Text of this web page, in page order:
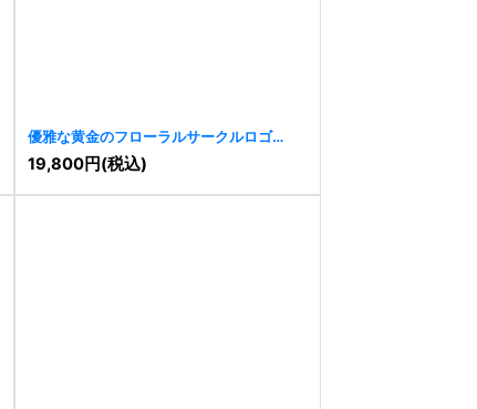
優雅な黄金のフローラルサークルロゴ
[9954]
19,800円(税込)